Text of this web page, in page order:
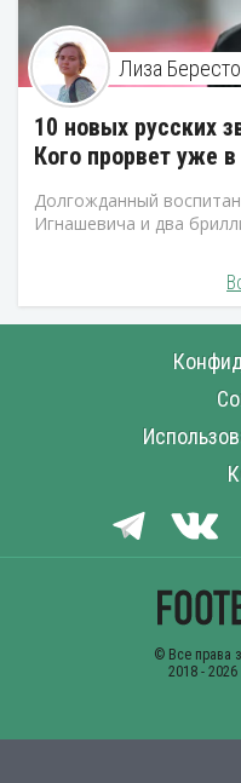
Лиза
10 новых русских
Кого прорвет уже
Долгожданный
Игнашевича и два